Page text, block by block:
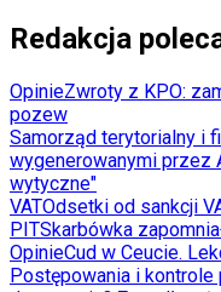
Redakcja
OpinieZwroty z KPO:
pozew
Samorząd terytorialny i
wygenerowanymi przez
wytyczne"
VATOdsetki od sankcji
PITSkarbówka
OpinieCud w Ceucie.
Postępowania i kontrole